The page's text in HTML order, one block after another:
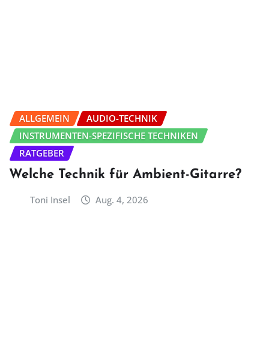
ALLGEMEIN
AUDIO-TECHNIK
INSTRUMENTEN-SPEZIFISCHE TECHNIKEN
RATGEBER
Welche Technik für Ambient-Gitarre?
Toni Insel Aug. 4, 2026